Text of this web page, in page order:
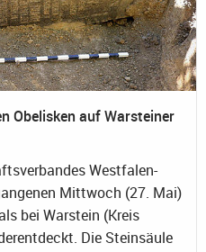
Obelisken auf Warsteiner
Westfalen-
Mittwoch (27. Mai)
bei Warstein (Kreis
Die Steinsäule